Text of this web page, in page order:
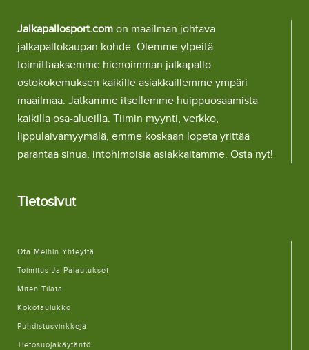
Jalkapallosport.com on maailman johtava
jalkapallokaupan kohde. Olemme ylpeitä
toimittaaksemme hienoimman jalkapallo
ostokokemuksen kaikille asiakkaillemme ympäri
maailmaa. Jatkamme itsellemme huippuosaamista
kaikilla osa-alueilla. Tiimin myynti, verkko,
lippulaivamyymälä, emme koskaan lopeta yrittää
parantaa sinua, intohimoisia asiakkaitamme. Osta nyt!
Tietosivut
Ota Meihin Yhteyttä
Toimitus Ja Palautukset
Miten Tilata
Kokotaulukko
Puhdistusvinkkejä
Tietosuojakäytäntö